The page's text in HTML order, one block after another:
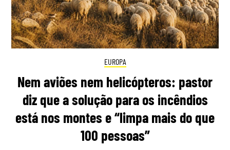
EUROPA
Nem aviões nem helicópteros: pastor
diz que a solução para os incêndios
está nos montes e “limpa mais do que
100 pessoas”